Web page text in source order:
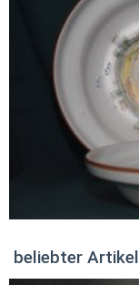
beliebter Artikel